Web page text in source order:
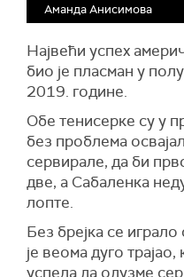
Аманда Анисимова
Највећи успех
био је пласман у
2019. године.
Обе тенисерке су у
без проблема
сервирале, да би
две, а Сабаленка
лопте.
Без брејка се играло
је веома дуго
успела да одузме